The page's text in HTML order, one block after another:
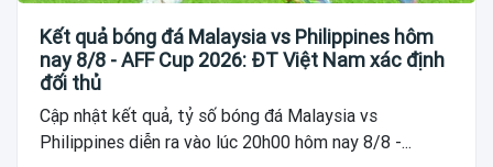
Kết quả bóng đá Malaysia vs Philippines hôm
nay 8/8 - AFF Cup 2026: ĐT Việt Nam xác định
đối thủ
Cập nhật kết quả, tỷ số bóng đá Malaysia vs
Philippines diễn ra vào lúc 20h00 hôm nay 8/8 -...